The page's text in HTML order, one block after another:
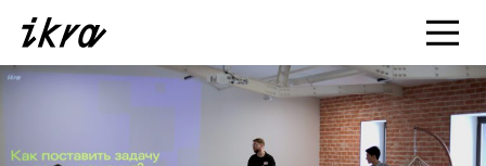
Познакомиться с ИКРОЙ
О нас